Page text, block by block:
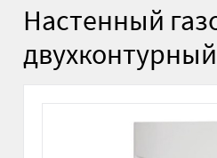
Настенный